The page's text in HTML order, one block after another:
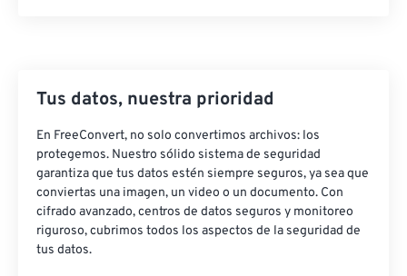
Tus datos, nuestra prioridad
En FreeConvert, no solo convertimos archivos: los
protegemos. Nuestro sólido sistema de seguridad
garantiza que tus datos estén siempre seguros, ya sea que
conviertas una imagen, un video o un documento. Con
cifrado avanzado, centros de datos seguros y monitoreo
riguroso, cubrimos todos los aspectos de la seguridad de
tus datos.